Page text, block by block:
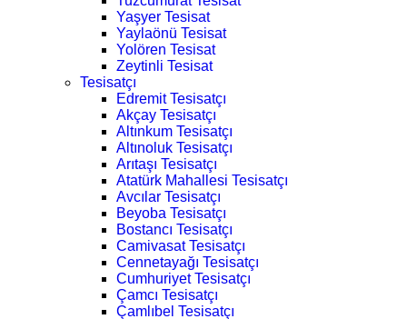
Yaşyer Tesisat
Yaylaönü Tesisat
Yolören Tesisat
Zeytinli Tesisat
Tesisatçı
Edremit Tesisatçı
Akçay Tesisatçı
Altınkum Tesisatçı
Altınoluk Tesisatçı
Arıtaşı Tesisatçı
Atatürk Mahallesi Tesisatçı
Avcılar Tesisatçı
Beyoba Tesisatçı
Bostancı Tesisatçı
Camivasat Tesisatçı
Cennetayağı Tesisatçı
Cumhuriyet Tesisatçı
Çamcı Tesisatçı
Çamlıbel Tesisatçı